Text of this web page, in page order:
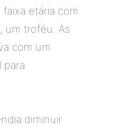
etária com
um troféu. As
com um
para
diminuir